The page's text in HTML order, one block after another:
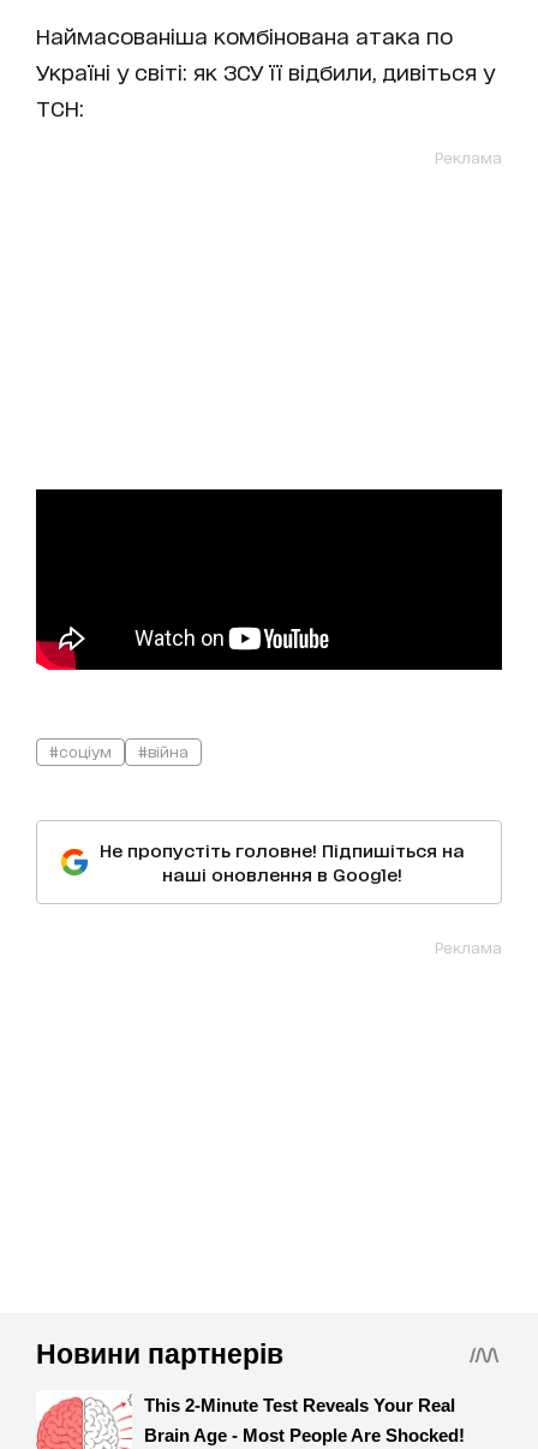
Наймасованіша комбінована атака по
Україні у світі: як ЗСУ її відбили, дивіться у
ТСН:
Реклама
#соціум #війна
Не пропустіть головне! Підпишіться на
наші оновлення в Google!
Реклама